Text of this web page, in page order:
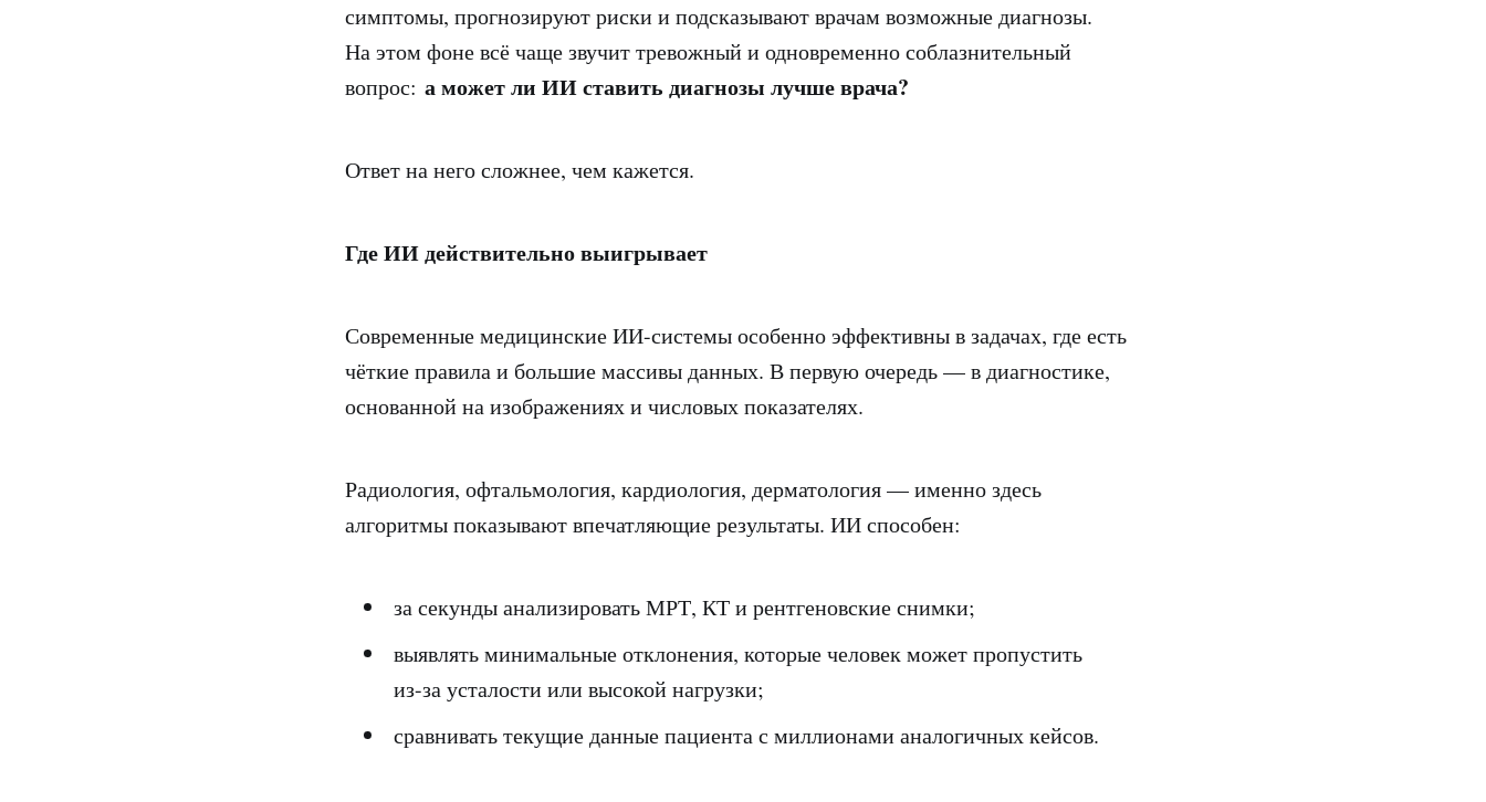
симптомы, прогнозируют риски и подсказывают врачам возможные диагнозы.
На этом фоне всё чаще звучит тревожный и одновременно соблазнительный
вопрос: а может ли ИИ ставить диагнозы лучше врача?
Ответ на него сложнее, чем кажется.
Где ИИ действительно выигрывает
Современные медицинские ИИ-системы особенно эффективны в задачах, где есть
чёткие правила и большие массивы данных. В первую очередь — в диагностике,
основанной на изображениях и числовых показателях.
Радиология, офтальмология, кардиология, дерматология — именно здесь
алгоритмы показывают впечатляющие результаты. ИИ способен:
за секунды анализировать МРТ, КТ и рентгеновские снимки;
выявлять минимальные отклонения, которые человек может пропустить
из-за усталости или высокой нагрузки;
сравнивать текущие данные пациента с миллионами аналогичных кейсов.